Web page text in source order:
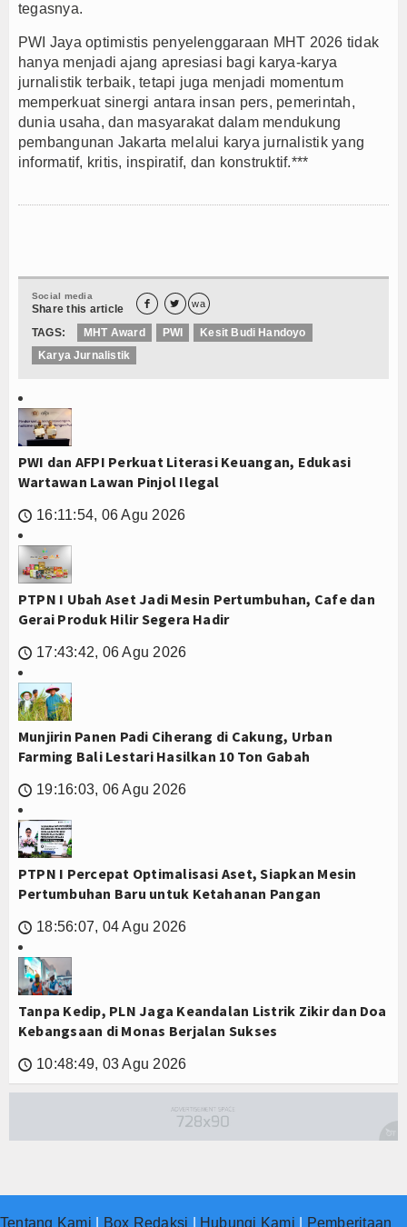
tegasnya.
PWI Jaya optimistis penyelenggaraan MHT 2026 tidak
hanya menjadi ajang apresiasi bagi karya-karya
jurnalistik terbaik, tetapi juga menjadi momentum
memperkuat sinergi antara insan pers, pemerintah,
dunia usaha, dan masyarakat dalam mendukung
pembangunan Jakarta melalui karya jurnalistik yang
informatif, kritis, inspiratif, dan konstruktif.***
Social media
Share this article   wa
TAGS: MHT Award PWI
Kesit Budi Handoyo
Karya Jurnalistik
PWI dan AFPI Perkuat Literasi Keuangan, Edukasi
Wartawan Lawan Pinjol Ilegal
🕔 16:11:54, 06 Agu 2026
PTPN I Ubah Aset Jadi Mesin Pertumbuhan, Cafe dan
Gerai Produk Hilir Segera Hadir
🕔 17:43:42, 06 Agu 2026
Munjirin Panen Padi Ciherang di Cakung, Urban
Farming Bali Lestari Hasilkan 10 Ton Gabah
🕔 19:16:03, 06 Agu 2026
PTPN I Percepat Optimalisasi Aset, Siapkan Mesin
Pertumbuhan Baru untuk Ketahanan Pangan
🕔 18:56:07, 04 Agu 2026
Tanpa Kedip, PLN Jaga Keandalan Listrik Zikir dan Doa
Kebangsaan di Monas Berjalan Sukses
🕔 10:48:49, 03 Agu 2026
Tentang Kami Box Redaksi Hubungi Kami Pemberitaan